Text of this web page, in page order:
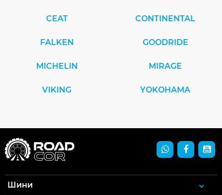
CEAT CONTINENTAL
FALKEN GOODRIDE
MICHELIN MIRAGE
VIKING YOKOHAMA
Шини